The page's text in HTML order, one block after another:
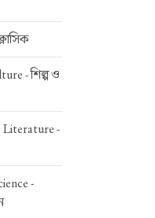
-শিল্প ও
Literature -
-